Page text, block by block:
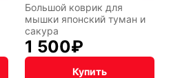
Большой коврик для
мышки японский туман и
сакура
1 500₽
Купить
CHERVONNYI